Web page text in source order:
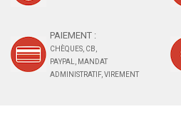
PAIEMENT :
CHÈQUES, CB,
PAYPAL, MANDAT
ADMINISTRATIF, VIREMENT